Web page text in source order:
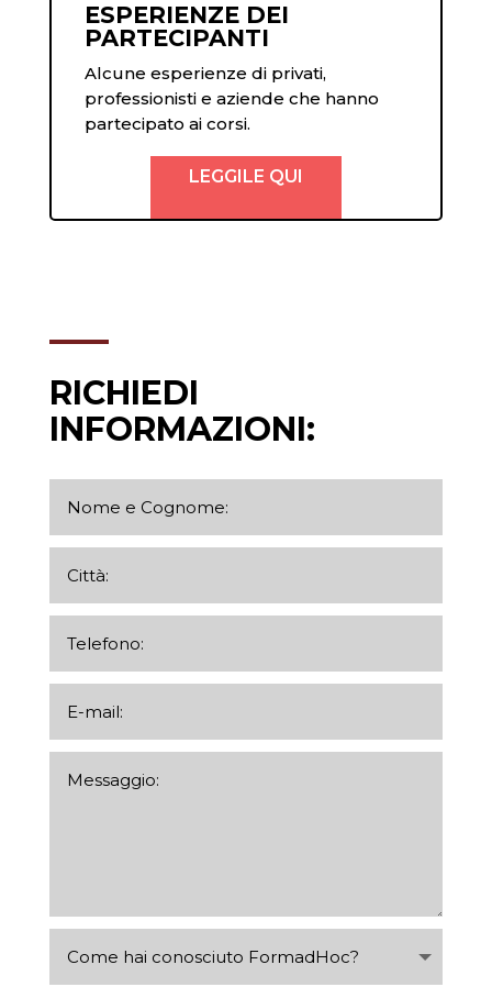
ESPERIENZE DEI
PARTECIPANTI
Alcune esperienze di privati,
professionisti e aziende che hanno
partecipato ai corsi.
LEGGILE QUI
RICHIEDI
INFORMAZIONI: